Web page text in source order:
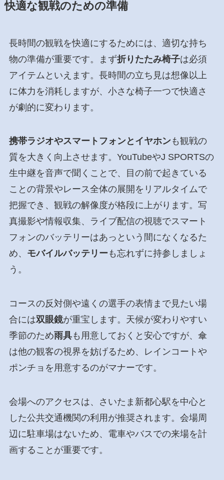
快適な観戦のための準備
長時間の観戦を快適にするためには、適切な持ち
物の準備が重要です。まず折りたたみ椅子は必須
アイテムといえます。長時間の立ち見は想像以上
に体力を消耗しますが、小さな椅子一つで快適さ
が劇的に変わります。
携帯ラジオやスマートフォンとイヤホン も観戦の
質を大きく向上させます。YouTubeやJ SPORTSの
生中継を音声で聞くことで、目の前で起きている
ことの背景やレース全体の展開をリアルタイムで
把握でき、観戦の解像度が格段に上がります。写
真撮影や情報収集、ライブ配信の視聴でスマート
フォンのバッテリーはあっという間になくなるた
め、 モバイルバッテリー も忘れずに持参しましょ
う。
コースの反対側や遠くの選手の表情まで見たい場
合には双眼鏡が重宝します。天候が変わりやすい
季節のため雨具も用意しておくと安心ですが、傘
は他の観客の視界を妨げるため、レインコートや
ポンチョを用意するのがマナーです。
会場へのアクセスは、さいたま新都心駅を中心と
した公共交通機関の利用が推奨されます。会場周
辺に駐車場はないため、電車やバスでの来場を計
画することが重要です。